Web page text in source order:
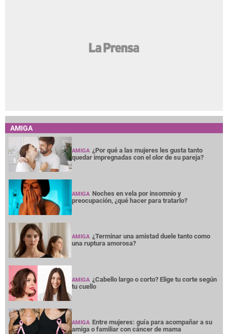
AMIGA
AMIGA ¿Por qué a las mujeres les gusta tanto
quedar impregnadas con el olor de su pareja?
AMIGA Noches en vela por insomnio y
preocupación, ¿qué hacer para tratarlo?
AMIGA ¿Terminar una amistad duele tanto como
una ruptura amorosa?
AMIGA ¿Cabello largo o corto? Elige tu corte según
tu cuello
AMIGA Entre mujeres: guía para acompañar a su
amiga o familiar con cáncer de mama